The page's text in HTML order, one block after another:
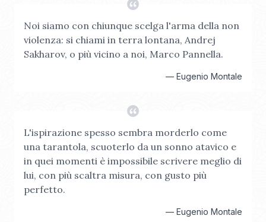
Noi siamo con chiunque scelga l'arma della non
violenza: si chiami in terra lontana, Andrej
Sakharov, o più vicino a noi, Marco Pannella.
— Eugenio Montale
L'ispirazione spesso sembra morderlo come
una tarantola, scuoterlo da un sonno atavico e
in quei momenti è impossibile scrivere meglio di
lui, con più scaltra misura, con gusto più
perfetto.
— Eugenio Montale